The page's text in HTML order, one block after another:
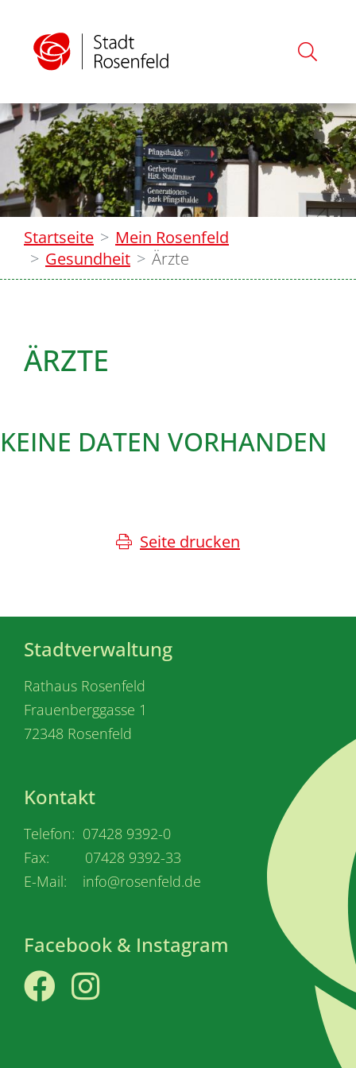
Startseite
Mein Rosenfeld
Gesundheit
Ärzte
ÄRZTE
KEINE DATEN VORHANDEN
Seite drucken
Stadtverwaltung
Rathaus Rosenfeld
Frauenberggasse 1
72348 Rosenfeld
Kontakt
Telefon: 07428 9392-0
Fax: 07428 9392-33
E-Mail: info@rosenfeld.de
Facebook & Instagram